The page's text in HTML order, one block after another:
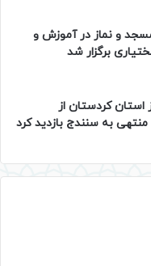
و نماز در آموزش و
برگزار شد
استان کردستان از
به سنندج بازدید کرد